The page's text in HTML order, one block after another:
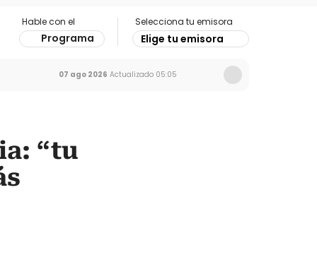
Hable con el
Programa
Selecciona tu emisora
Elige tu emisora
07 ago 2026 Actualizado 05:05
“tu